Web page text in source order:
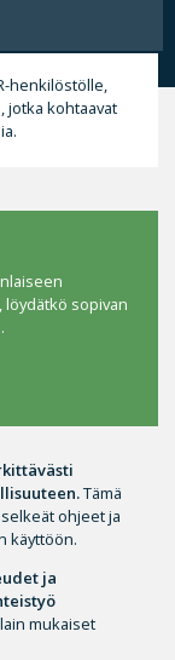
henkilöstölle,
jotka kohtaavat
Tämä
ohjeet ja
käyttöön.
ja
mukaiset
sopivan